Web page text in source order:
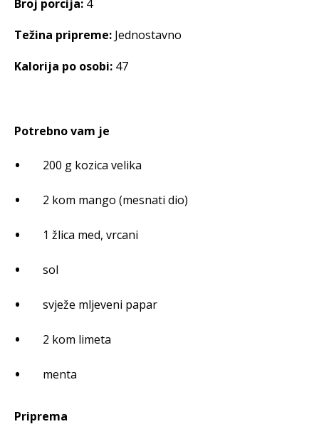
Broj porcija: 4
Težina pripreme: Jednostavno
Kalorija po osobi: 47
Potrebno vam je
200 g kozica velika
2 kom mango (mesnati dio)
1 žlica med, vrcani
sol
svježe mljeveni papar
2 kom limeta
menta
Priprema